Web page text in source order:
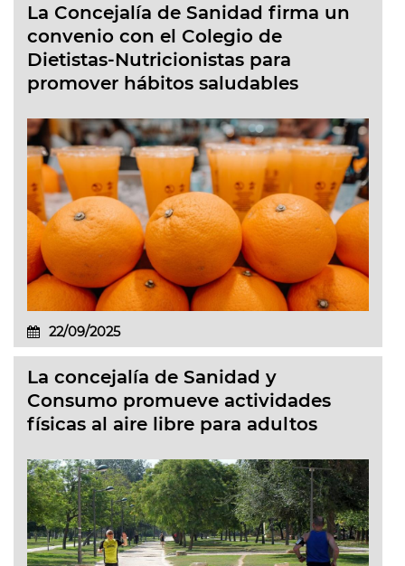
La Concejalía de Sanidad firma un
convenio con el Colegio de
Dietistas-Nutricionistas para
promover hábitos saludables
22/09/2025
La concejalía de Sanidad y
Consumo promueve actividades
físicas al aire libre para adultos